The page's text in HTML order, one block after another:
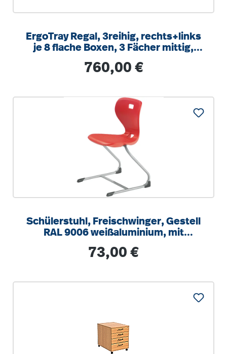
ErgoTray Regal, 3reihig, rechts+links
je 8 flache Boxen, 3 Fächer mittig,
Regulärer Preis:
760,00 €
Schülerstuhl, Freischwinger, Gestell
RAL 9006 weißaluminium, mit
Regulärer Preis:
73,00 €